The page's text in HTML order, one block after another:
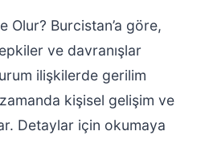
Olur? Burcistan’a göre,
ve davranışlar
ilişkilerde gerilim
kişisel gelişim ve
Detaylar için okumaya